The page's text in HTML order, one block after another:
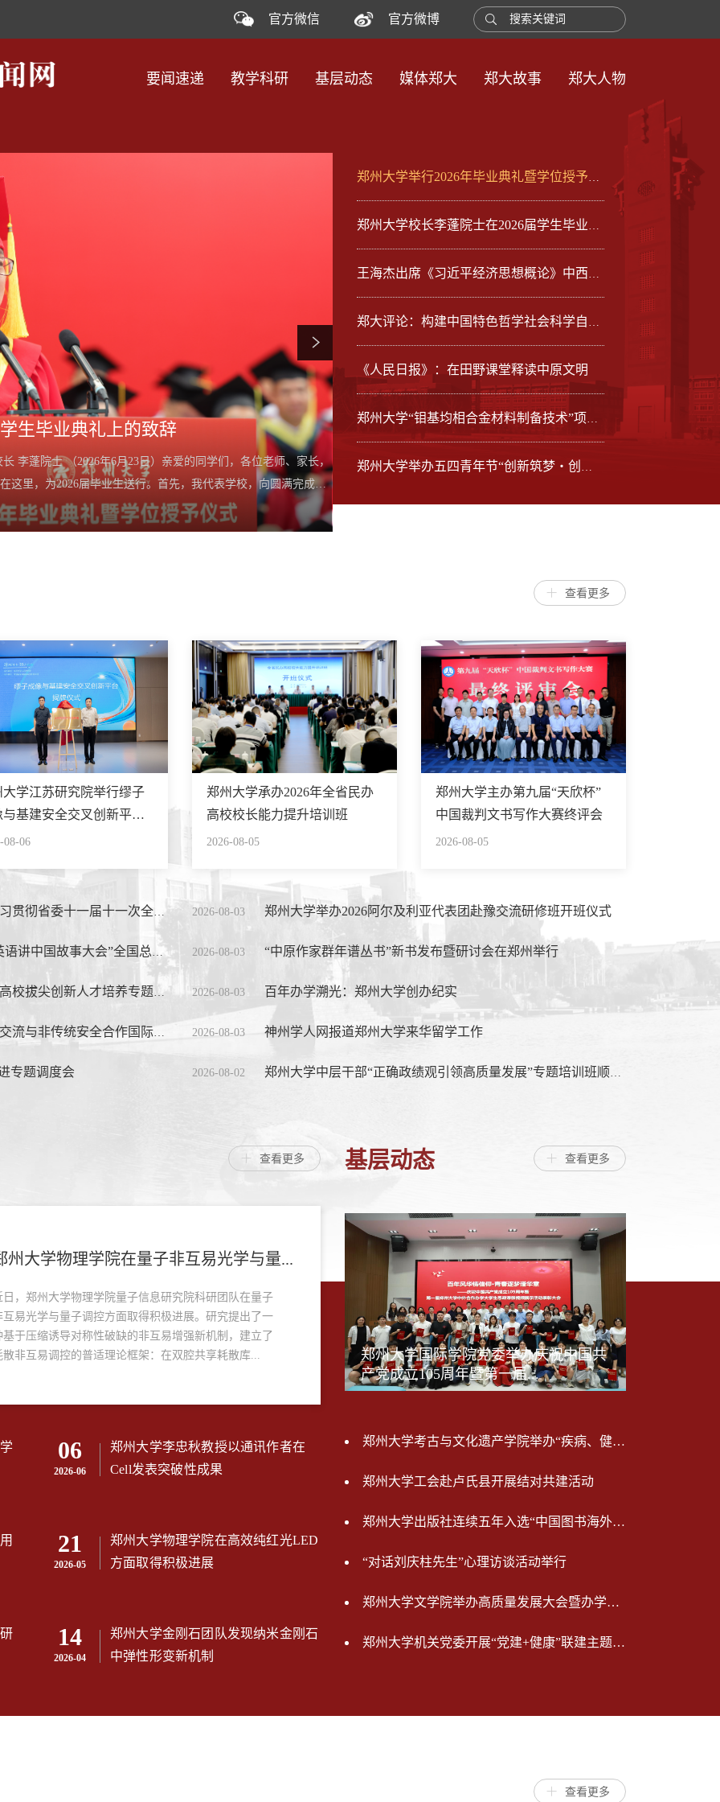
官方微信 官方微博
要闻速递 教学科研 基层动态 媒体郑大 郑大故事 郑大人物
生毕业典礼上的致辞
李蓬院士 （2026年6月23日）亲爱的同学们，各位老师、家长，
这里，为2026届毕业生送行。首先，我代表学校，向圆满完成学
老师、默默托举你们的家人，致以最崇高的敬意和最真诚的感
凡的几年，我们坚持“高质量、内涵式、可持续”...
要闻速递
王海杰出席《习近平经济思想概论》中西部片
近日，由习近平经济思想研究中心与华中科技大学联合主办的《习近平
备课会旨在为中西部高校搭建交流互鉴平台，帮助教师准确把握教材精神
郑州大学举行2026年毕业典礼暨学位授予仪式
郑州大学校长李蓬院士在2026届学生毕业典礼上的致辞
王海杰出席《习近平经济思想概论》中西部片区集体备课会并作交流发言
郑大评论：构建中国特色哲学社会科学自主知识体系 做好“四个之问”的郑大答卷
《人民日报》：在田野课堂释读中原文明
郑州大学“钼基均相合金材料制备技术”项目成功转化
郑州大学举办五四青年节“创新筑梦・创业启航”系列活动
查看更多
大学江苏研究院举行缪子
与基建安全交叉创新平台
大会
08-06
郑州大学承办2026年全省民办
高校校长能力提升培训班
2026-08-05
郑州大学主办第九届“天欣杯”
中国裁判文书写作大赛终评会
2026-08-05
省委十一届十一次全会精神
事大会”全国总展演中荣获佳绩
尖创新人才培养专题培训班
非传统安全合作国际学术会议
专题调度会
2026-08-03 郑州大学举办2026阿尔及利亚代表团赴豫交流研修班开班仪式
2026-08-03 “中原作家群年谱丛书”新书发布暨研讨会在郑州举行
2026-08-03 百年办学溯光：郑州大学创办纪实
2026-08-03 神州学人网报道郑州大学来华留学工作
2026-08-02 郑州大学中层干部“正确政绩观引领高质量发展”专题培训班顺利结业
查看更多
州大学物理学院在量子非互易光学与量...
日，郑州大学物理学院量子信息研究院科研团队在量子
互易光学与量子调控方面取得积极进展。研究提出了一
基于压缩诱导对称性破缺的非互易增强新机制，建立了
散非互易调控的普适理论框架：在双腔共享耗散库...
06
2026-06
郑州大学李忠秋教授以通讯作者在
Cell发表突破性成果
21
2026-05
郑州大学物理学院在高效纯红光LED
方面取得积极进展
14
2026-04
郑州大学金刚石团队发现纳米金刚石
中弹性形变新机制
基层动态 查看更多
郑州大学国际学院党委举办庆祝中国共
产党成立105周年暨第一届...
郑州大学考古与文化遗产学院举办“疾病、健康与古代社会”人...
郑州大学工会赴卢氏县开展结对共建活动
郑州大学出版社连续五年入选“中国图书海外馆藏影响力出版100...
“对话刘庆柱先生”心理访谈活动举行
郑州大学文学院举办高质量发展大会暨办学七十周年活动
郑州大学机关党委开展“党建+健康”联建主题活动
查看更多